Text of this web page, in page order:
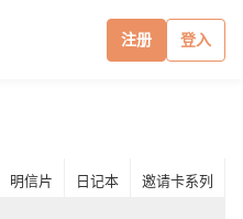
注册 登入
明信片 日记本 邀请卡系列